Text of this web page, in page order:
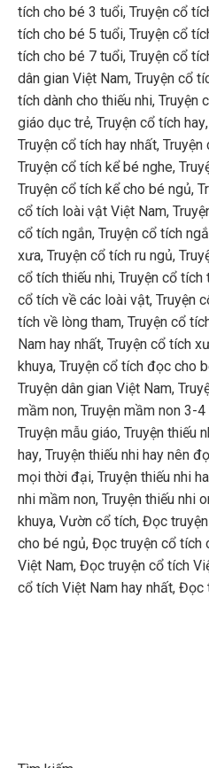
tích cho bé 3 tuổi, Truyện cổ
tích cho bé 5 tuổi, Truyện cổ
tích cho bé 7 tuổi, Truyện cổ
dân gian Việt Nam, Truyện cổ
tích dành cho thiếu nhi, Truyện
giáo dục trẻ, Truyện cổ tích hay,
Truyện cổ tích hay nhất, Truyện
Truyện cổ tích kể bé nghe,
Truyện cổ tích kể cho bé ngủ,
cổ tích loài vật Việt Nam,
cổ tích ngắn, Truyện cổ tích
xưa, Truyện cổ tích ru ngủ,
cổ tích thiếu nhi, Truyện cổ tích
cổ tích về các loài vật, Truyện
tích về lòng tham, Truyện cổ
Nam hay nhất, Truyện cổ tích
khuya, Truyện cổ tích đọc cho
Truyện dân gian Việt Nam,
mầm non, Truyện mầm non 3-
Truyện mẫu giáo, Truyện thiếu
hay, Truyện thiếu nhi hay nên
mọi thời đại, Truyện thiếu nhi
nhi mầm non, Truyện thiếu nhi
khuya, Vườn cổ tích, Đọc
cho bé ngủ, Đọc truyện cổ tích
Việt Nam, Đọc truyện cổ tích
cổ tích Việt Nam hay nhất, Đọc